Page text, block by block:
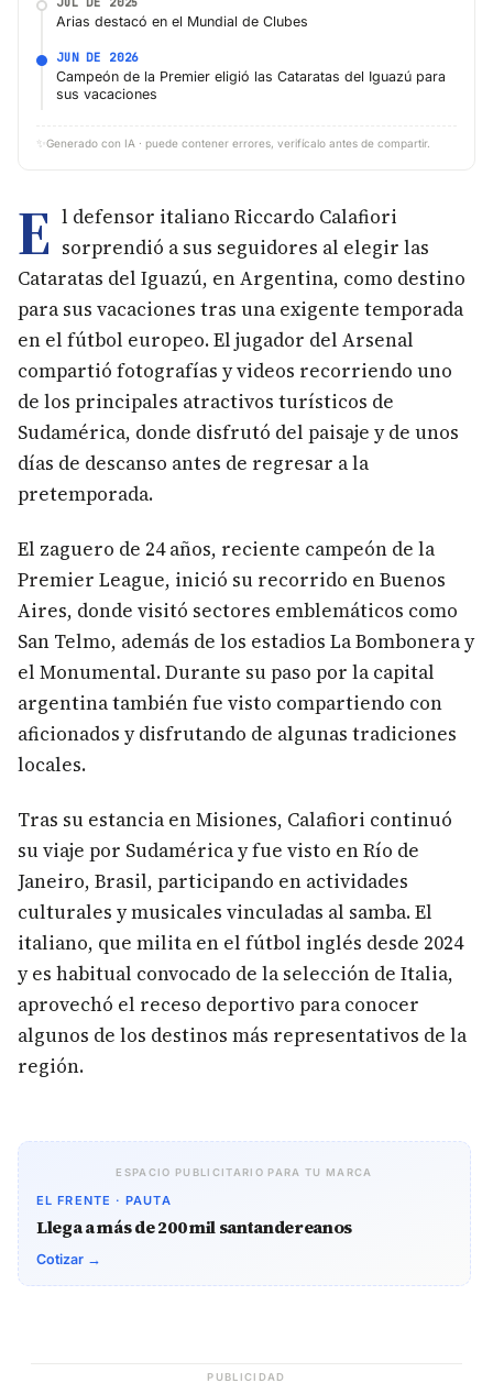
Arias destacó en el Mundial de Clubes
JUN DE 2026
Campeón de la Premier eligió las Cataratas del Iguazú para
sus vacaciones
✨ Generado con IA · puede contener errores, verifícalo antes de compartir.
E l defensor italiano Riccardo Calafiori
sorprendió a sus seguidores al elegir las
Cataratas del Iguazú, en Argentina, como destino
para sus vacaciones tras una exigente temporada
en el fútbol europeo. El jugador del Arsenal
compartió fotografías y videos recorriendo uno
de los principales atractivos turísticos de
Sudamérica, donde disfrutó del paisaje y de unos
días de descanso antes de regresar a la
pretemporada.
El zaguero de 24 años, reciente campeón de la
Premier League, inició su recorrido en Buenos
Aires, donde visitó sectores emblemáticos como
San Telmo, además de los estadios La Bombonera y
el Monumental. Durante su paso por la capital
argentina también fue visto compartiendo con
aficionados y disfrutando de algunas tradiciones
locales.
Tras su estancia en Misiones, Calafiori continuó
su viaje por Sudamérica y fue visto en Río de
Janeiro, Brasil, participando en actividades
culturales y musicales vinculadas al samba. El
italiano, que milita en el fútbol inglés desde 2024
y es habitual convocado de la selección de Italia,
aprovechó el receso deportivo para conocer
algunos de los destinos más representativos de la
región.
ESPACIO PUBLICITARIO PARA TU MARCA
EL FRENTE · PAUTA
Llega a más de 200 mil santandereanos
Cotizar →
PUBLICIDAD